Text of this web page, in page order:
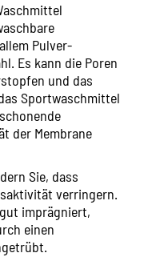
Pulver-
Es kann die Poren
und das
Sportwaschmittel
der Membrane
Sie, dass
verringern.
imprägniert,
einen